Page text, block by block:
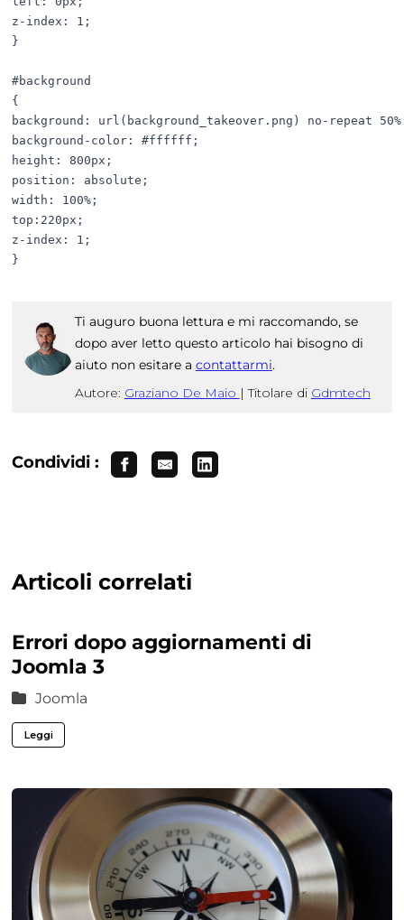
z-index: 1;
}
#background
{
background: url(background_takeover.png) no-repeat
background-color: #ffffff;
height: 800px;
position: absolute;
width: 100%;
top:220px;
z-index: 1;
Ti auguro buona lettura e mi raccomando, se
dopo aver letto questo articolo hai bisogno di
aiuto non esitare a contattarmi.
Autore: Graziano De Maio | Titolare di Gdmtech
Condividi :
Articoli correlati
Errori dopo aggiornamenti di
Joomla 3
Joomla
Leggi